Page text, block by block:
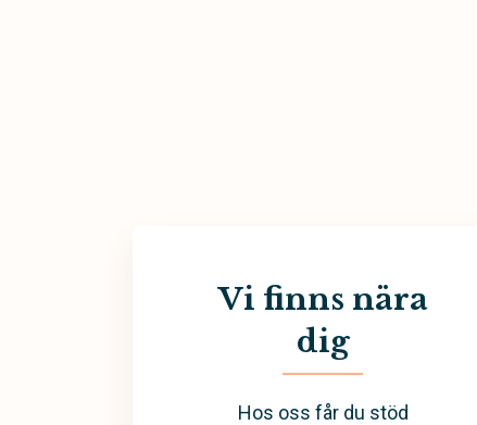
Vi finns nära
dig
Hos oss får du stöd